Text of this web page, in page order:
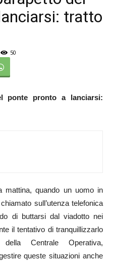
tratto
50
ponte pronto a lanciarsi:
mattina, quando un uomo in
sull’utenza telefonica
di buttarsi dal viadotto nei
il tentativo di tranquillizzarlo
Centrale Operativa,
queste situazioni anche